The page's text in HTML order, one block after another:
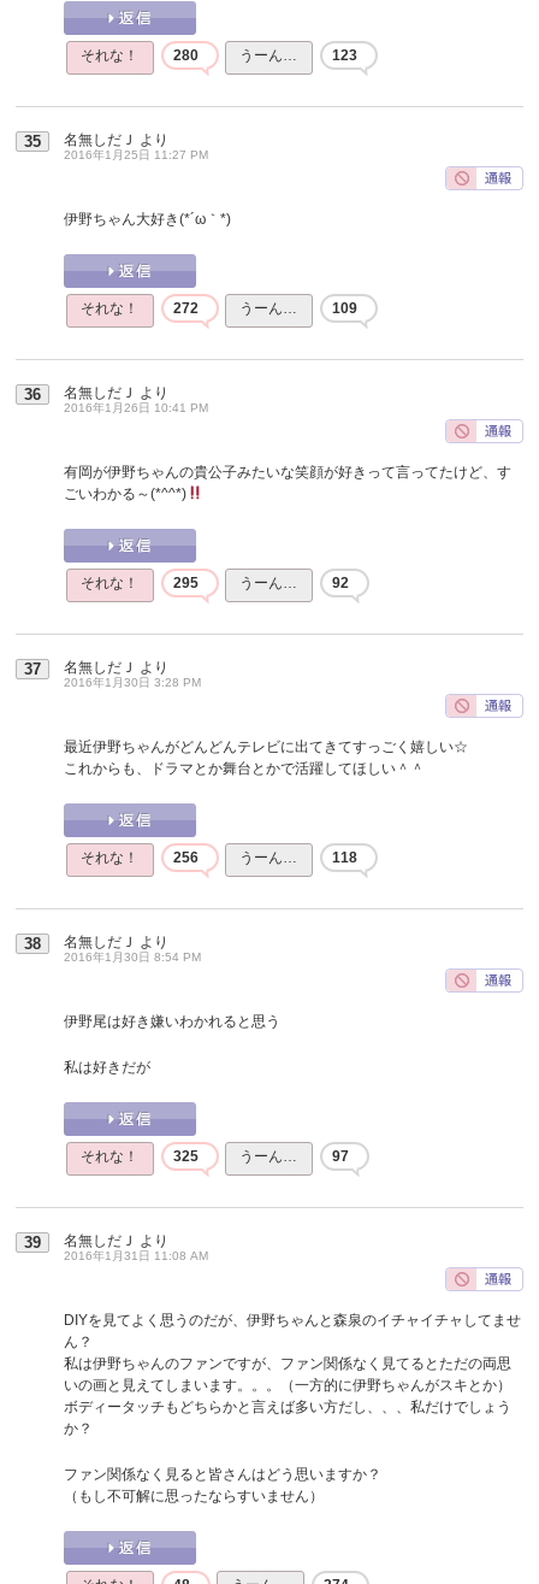
それな！ 280 うーん… 123
35 名無しだＪ より
2016年1月25日 11:27 PM
伊野ちゃん大好き(*´ω｀*)
それな！ 272 うーん… 109
36 名無しだＪ より
2016年1月26日 10:41 PM
有岡が伊野ちゃんの貴公子みたいな笑顔が好きって言ってたけど、す
ごいわかる～(*^^*)
それな！ 295 うーん… 92
37 名無しだＪ より
2016年1月30日 3:28 PM
最近伊野ちゃんがどんどんテレビに出てきてすっごく嬉しい☆
これからも、ドラマとか舞台とかで活躍してほしい＾＾
それな！ 256 うーん… 118
38 名無しだＪ より
2016年1月30日 8:54 PM
伊野尾は好き嫌いわかれると思う
私は好きだが
それな！ 325 うーん… 97
39 名無しだＪ より
2016年1月31日 11:08 AM
DIYを見てよく思うのだが、伊野ちゃんと森泉のイチャイチャしてませ
ん？
私は伊野ちゃんのファンですが、ファン関係なく見てるとただの両思
いの画と見えてしまいます。。。（一方的に伊野ちゃんがスキとか）
ボディータッチもどちらかと言えば多い方だし、、、私だけでしょう
か？
ファン関係なく見ると皆さんはどう思いますか？
（もし不可解に思ったならすいません）